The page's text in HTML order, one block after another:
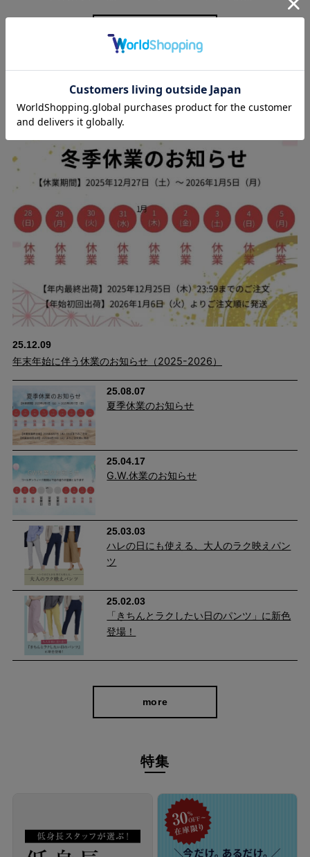
学校行事にも、街歩きにも「ちょうどいい」
パンツ。
おしゃれ感ときちんと感のバランスが絶妙。Tシャツにもブラウ
スにも合う万能デザインで、オンオフ問わず活躍します。
スタッフブログ
25.12.09
年末年始に伴う休業のお知らせ（2025-2026）
25.08.07
夏季休業のお知らせ
25.04.17
G.W.休業のお知らせ
25.03.03
ハレの日にも使える、大人のラク映えパン
ツ
25.02.03
「きちんとラクしたい日のパンツ」に新色
登場！
more
特集